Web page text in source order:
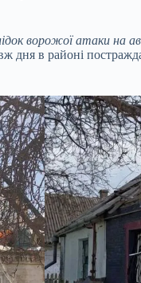
ворожої атаки на
дня в районі